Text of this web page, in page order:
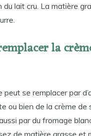
lait cru. La matière
la
peut se remplacer par
ou bien de la crème de
par du fromage
de matière grasse et